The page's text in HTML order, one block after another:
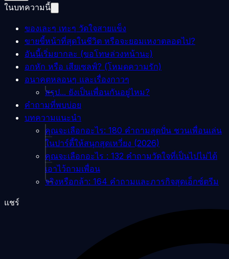
ในบทความนี้
ของเละๆ เทะๆ วัดใจสายแข็ง
ขายขี้หน้าที่สุดในชีวิต หรือจะยอมเหงาตลอดไป?
อันนี้เริ่มยากละ (ขอโทษล่วงหน้านะ)
อกหัก หรือ เสียเซลฟ์? (โหมดความรัก)
อนาคตหลอนๆ และเรื่องกาวๆ
สรุป... ยังเป็นเพื่อนกันอยู่ไหม?
คำถามที่พบบ่อย
บทความแนะนำ
คุณจะเลือกอะไร: 180 คำถามสุดปั่น ชวนเพื่อนเล่น
ในปาร์ตี้ให้สนุกสุดเหวี่ยง (2026)
คุณจะเลือกอะไร : 132 คำถามวัดใจที่เป็นไปไม่ได้
เอาไว้ถามเพื่อน
จริงหรือกล้า: 164 คำถามและภารกิจสุดเอ็กซ์ตรีม
แชร์